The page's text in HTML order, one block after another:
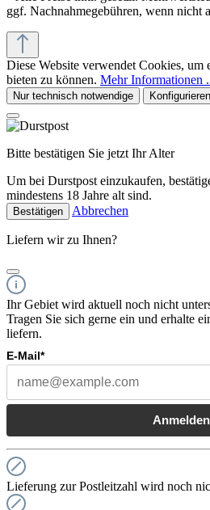
ggf. Nachnahmegebühren, wenn nicht
Diese Website verwendet Cookies, um
bieten zu können. Mehr Informationen
Nur technisch notwendige Konfigurieren
Bitte bestätigen Sie jetzt Ihr Alter
Um bei Durstpost einzukaufen,
mindestens 18 Jahre alt sind.
Bestätigen Abbrechen
Liefern wir zu Ihnen?
Ihr Gebiet wird aktuell noch nicht
Tragen Sie sich gerne ein und erhalte
liefern.
E-Mail*
Anmelden
Lieferung zur Postleitzahl wird noch